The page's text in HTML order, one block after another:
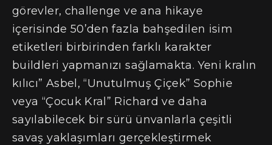
görevler, challenge ve ana hikaye
içerisinde 50’den fazla bahşedilen isim
etiketleri birbirinden farklı karakter
buildleri yapmanızı sağlamakta. Yeni kralın
kılıcı” Asbel, “Unutulmuş Çiçek” Sophie
veya “Çocuk Kral” Richard ve daha
sayılabilecek bir sürü ünvanlarla çeşitli
savaş yaklaşımları gerçekleştirmek